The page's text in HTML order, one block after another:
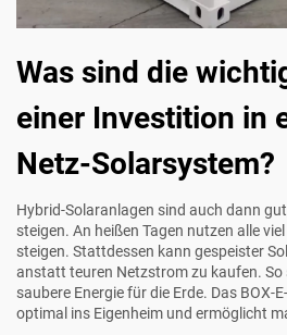
Was sind die
einer Investition in
Netz-Solarsystem?
Hybrid-Solaranlagen sind auch dann
steigen. An heißen Tagen nutzen alle
steigen. Stattdessen kann gespeister
anstatt teuren Netzstrom zu kaufen. So
saubere Energie für die Erde. Das BOX-
optimal ins Eigenheim und ermöglicht